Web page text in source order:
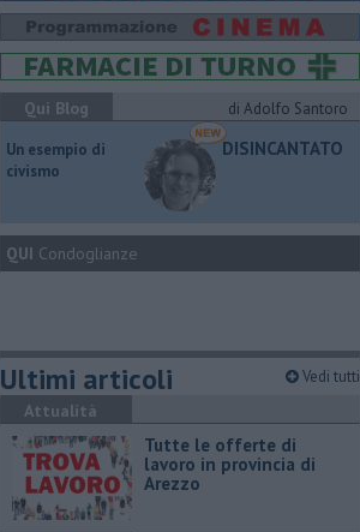
Qui Blog
di Adolfo Santoro
​Un esempio di
civismo
DISINCANTATO
QUI Condoglianze
Ultimi articoli Vedi tutti
Attualità
​Tutte le offerte di
lavoro in provincia di
Arezzo